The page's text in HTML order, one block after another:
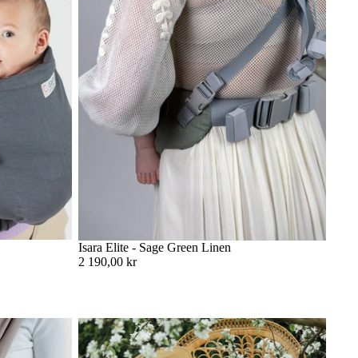
Isara Elite - Sage Green Linen
2 190,00 kr
veta
Storleksguide: Vilken storlek ska jag välja på
min vävda bärsjal?